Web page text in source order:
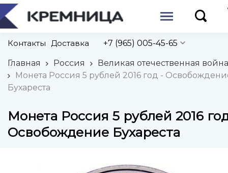
Контакты Доставка +7 (965) 005-45-65
Главная Россия
Великая отечественная война
Монета Россия 5 рублей 2016 год -
Бухареста
Монета Россия 5 рублей 2016
Освобождение Бухареста